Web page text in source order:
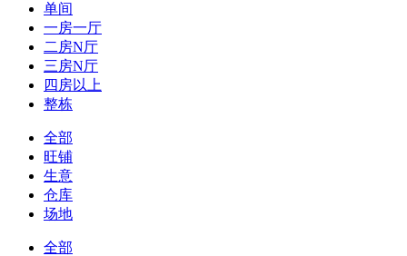
单间
一房一厅
二房N厅
三房N厅
四房以上
整栋
全部
旺铺
生意
仓库
场地
全部